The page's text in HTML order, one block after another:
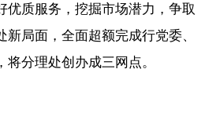
优质服务，挖掘市场潜力，争取
局面，全面超额完成行党委、
分理处创办成三网点。